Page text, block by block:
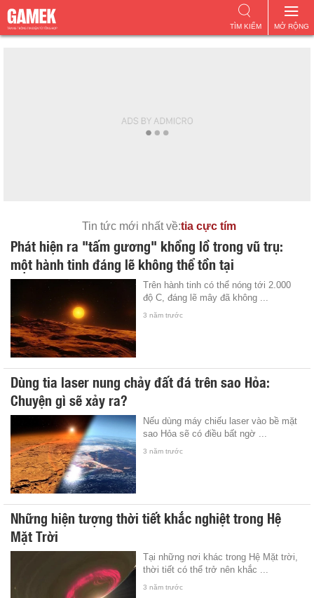
MỞ RỘNG
TÌM KIẾM
Tin tức mới nhất về:tia cực tím
Phát hiện ra "tấm gương" khổng lồ trong vũ trụ:
một hành tinh đáng lẽ không thể tồn tại
Trên hành tinh có thể nóng tới 2.000
độ C, đáng lẽ mây đã không ...
3 năm trước
Dùng tia laser nung chảy đất đá trên sao Hỏa:
Chuyện gì sẽ xảy ra?
Nếu dùng máy chiếu laser vào bề mặt
sao Hỏa sẽ có điều bất ngờ ...
3 năm trước
Những hiện tượng thời tiết khắc nghiệt trong Hệ
Mặt Trời
Tại những nơi khác trong Hệ Mặt trời,
thời tiết có thể trở nên khắc ...
3 năm trước